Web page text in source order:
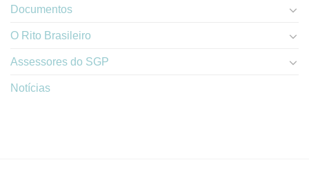
Documentos
O Rito Brasileiro
Assessores do SGP
Notícias